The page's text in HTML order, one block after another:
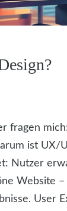
fragen
ist UX/
Nutzer
Website
User